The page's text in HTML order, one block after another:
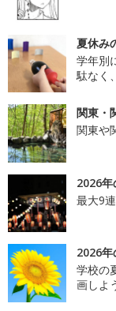
夏休み
学年別
駄なく
関東・
関東や
2026年
最大9
2026年
学校の
画しよ